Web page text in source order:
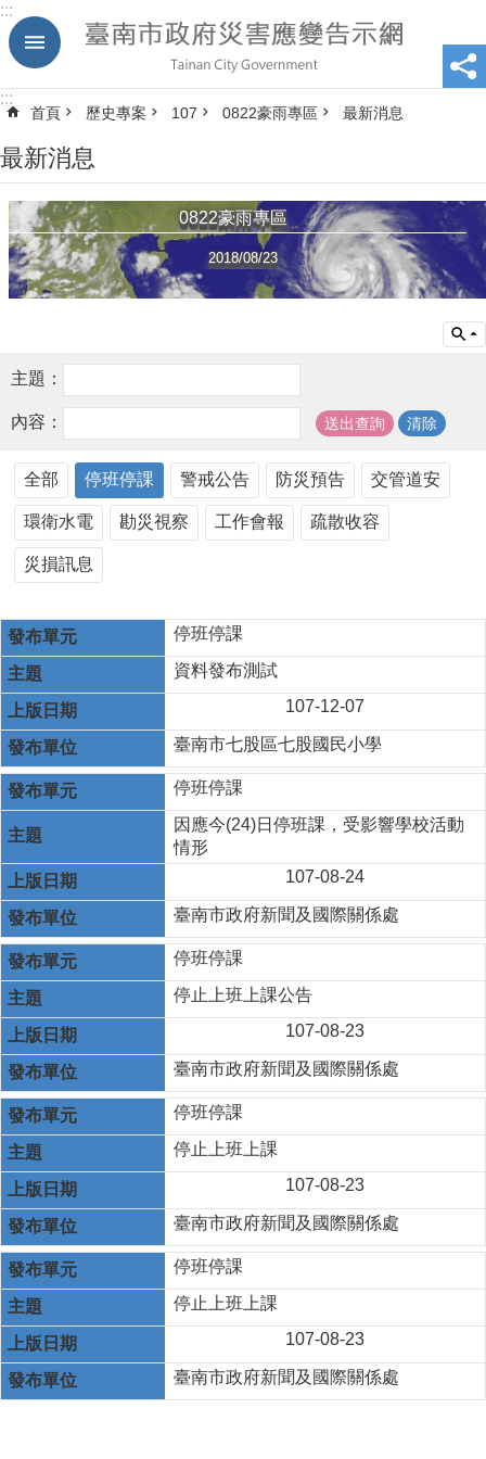
跳到主要內容區塊
:::
:::
首頁 歷史專案 107 0822豪雨專區 最新消息
最新消息
0822豪雨專區
2018/08/23
主題：
內容：
全部 停班停課 警戒公告 防災預告 交管道安
環衛水電 勘災視察 工作會報 疏散收容
災損訊息
停班停課
資料發布測試
107-12-07
臺南市七股區七股國民小學
停班停課
因應今(24)日停班課，受影響學校活動
情形
107-08-24
臺南市政府新聞及國際關係處
停班停課
停止上班上課公告
107-08-23
臺南市政府新聞及國際關係處
停班停課
停止上班上課
107-08-23
臺南市政府新聞及國際關係處
停班停課
停止上班上課
107-08-23
臺南市政府新聞及國際關係處